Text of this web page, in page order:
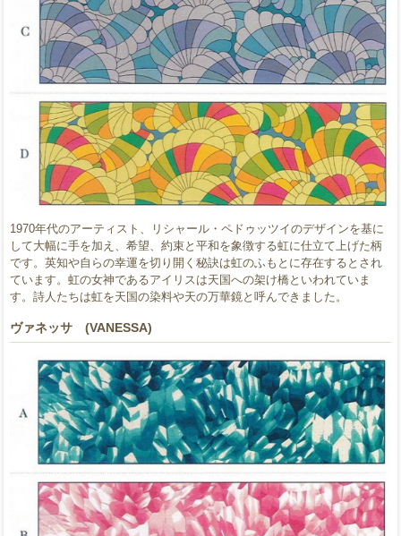
1970年代のアーティスト、リシャール・ペドゥッツイのデザインを基に
して大幅に手を加え、希望、約束と平和を象徴する虹に仕立て上げた柄
です。英知や自らの幸運を切り開く秘訣は虹のふもとに存在するとされ
ています。虹の女神であるアイリスは天国への架け橋といわれていま
す。詩人たちは虹を天国の染料や天の万華鏡と呼んできました。
ヴァネッサ (VANESSA)